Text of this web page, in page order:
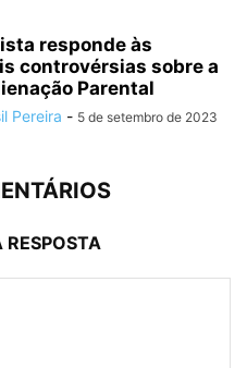
responde às
controvérsias sobre a
Parental
Pereira - 5 de setembro de 2023
RESPOSTA